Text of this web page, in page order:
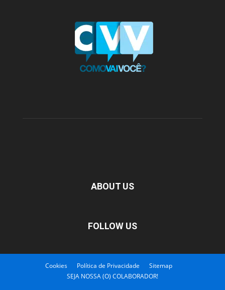
ABOUT US
FOLLOW US
Cookies Política de Privacidade
Sitemap
SEJA NOSSA (O) COLABORADOR!